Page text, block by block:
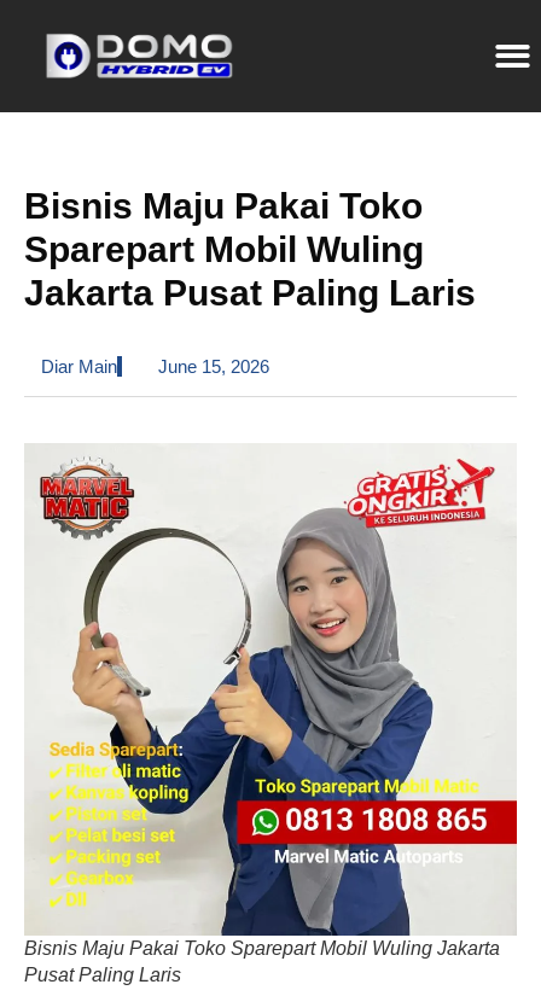
Bisnis Maju Pakai Toko
Sparepart Mobil Wuling
Jakarta Pusat Paling Laris
Diar Main June 15, 2026
Bisnis Maju Pakai Toko Sparepart Mobil Wuling Jakarta
Pusat Paling Laris